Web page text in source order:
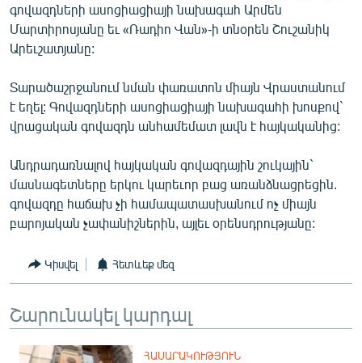
Русский
ՀԵՏԵՎԵՔ ՄԵԶ
«Ազատության» բոլոր կայքերը
գովազդների ասոցիացիայի նախագահ Արմեն
Մարտիրոսյանը եւ «Ռադիո Վան»-ի տնօրեն Շուշանիկ
Արեւշատյանը:
Տարածաշրջանում նման փառատոն միայն Վրաստանում
է եղել: Գովազդների ասոցիացիայի նախագահի խոսքով`
վրացական գովազդն անհամեմատ լավն է հայկականից:
Անդրադառնալով հայկական գովազդային շուկային`
մասնագետները երկու կարեւոր բաց առանձնացրեցին.
գովազդը հաճախ չի համապատասխանում ոչ միայն
բարոյական չափանիշներին, այլեւ օրենսդրությանը:
Կիսվել Հետևեք մեզ
Շարունակել կարդալ
ՀԱՍԱՐԱԿՈՒԹՅՈՒՆ